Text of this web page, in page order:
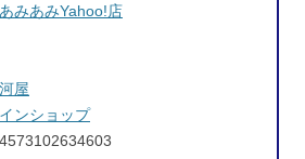
あみあみYahoo!店
屋
ンショップ